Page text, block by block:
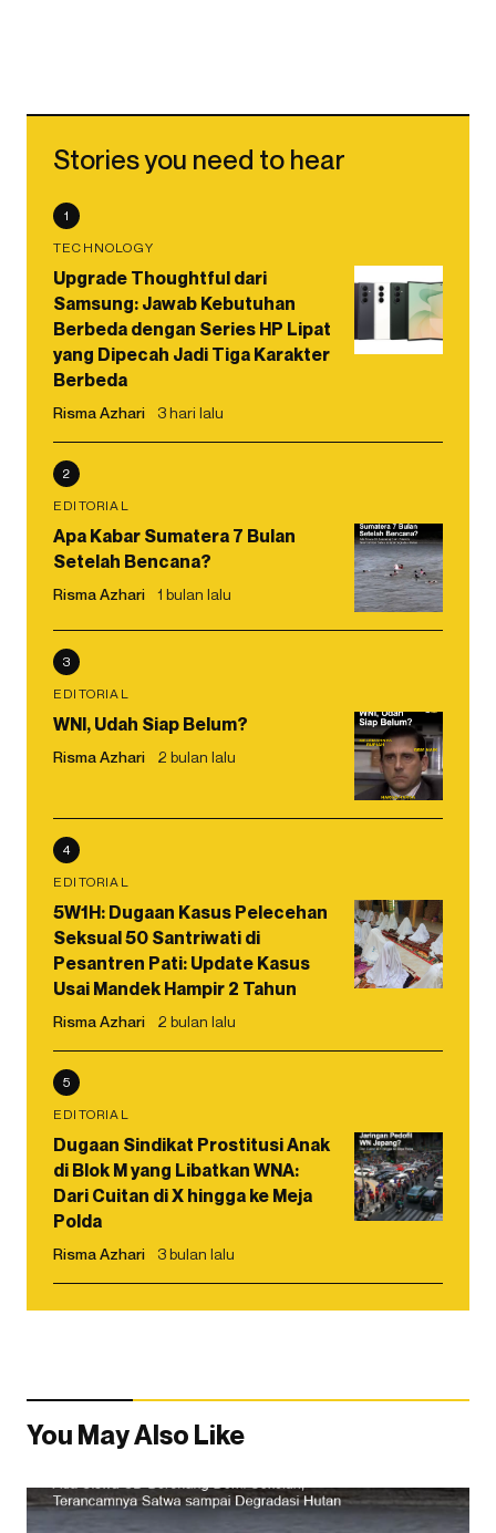
Stories you need to hear
1
TECHNOLOGY
Upgrade Thoughtful dari
Samsung: Jawab Kebutuhan
Berbeda dengan Series HP Lipat
yang Dipecah Jadi Tiga Karakter
Berbeda
Risma Azhari 3 hari lalu
2
EDITORIAL
Apa Kabar Sumatera 7 Bulan
Setelah Bencana?
Risma Azhari 1 bulan lalu
3
EDITORIAL
WNI, Udah Siap Belum?
Risma Azhari 2 bulan lalu
4
EDITORIAL
5W1H: Dugaan Kasus Pelecehan
Seksual 50 Santriwati di
Pesantren Pati: Update Kasus
Usai Mandek Hampir 2 Tahun
Risma Azhari 2 bulan lalu
5
EDITORIAL
Dugaan Sindikat Prostitusi Anak
di Blok M yang Libatkan WNA:
Dari Cuitan di X hingga ke Meja
Polda
Risma Azhari 3 bulan lalu
You May Also Like